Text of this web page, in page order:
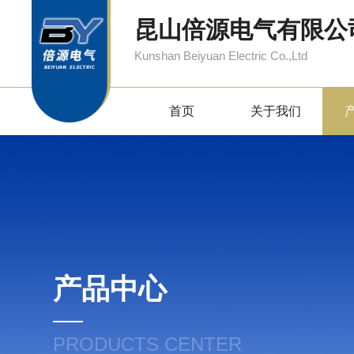
昆山倍源电气有限公
Kunshan Beiyuan Electric Co.,Ltd
首页 关于我们
产品中心
PRODUCTS CENTER